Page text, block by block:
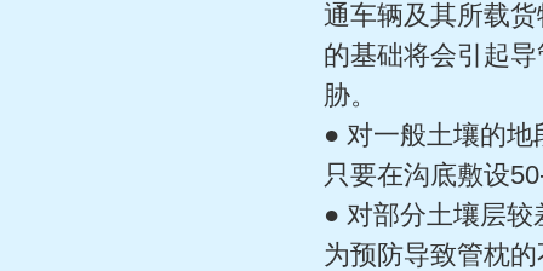
通车辆及其所载
的基础将会引起
胁。
● 对一般土壤的地
只要在沟底敷设
● 对部分土壤层较
为预防导致管枕